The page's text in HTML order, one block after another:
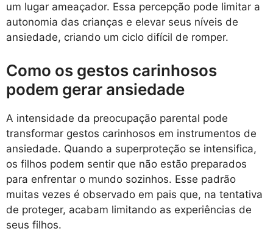
um lugar ameaçador. Essa percepção pode limitar a
autonomia das crianças e elevar seus níveis de
ansiedade, criando um ciclo difícil de romper.
Como os gestos carinhosos
podem gerar ansiedade
A intensidade da preocupação parental pode
transformar gestos carinhosos em instrumentos de
ansiedade. Quando a superproteção se intensifica,
os filhos podem sentir que não estão preparados
para enfrentar o mundo sozinhos. Esse padrão
muitas vezes é observado em pais que, na tentativa
de proteger, acabam limitando as experiências de
seus filhos.